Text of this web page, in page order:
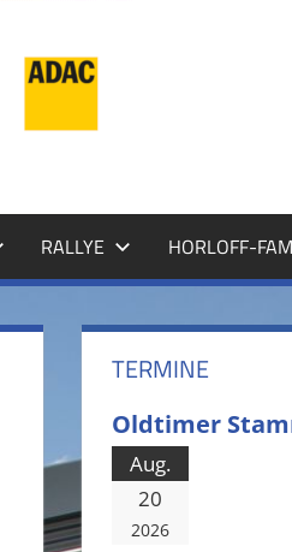
RALLYE HORLOFF-
TERMINE
Oldtimer
Aug.
20
2026